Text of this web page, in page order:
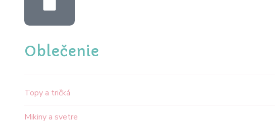
Oblečenie
Topy a tričká
Mikiny a svetre